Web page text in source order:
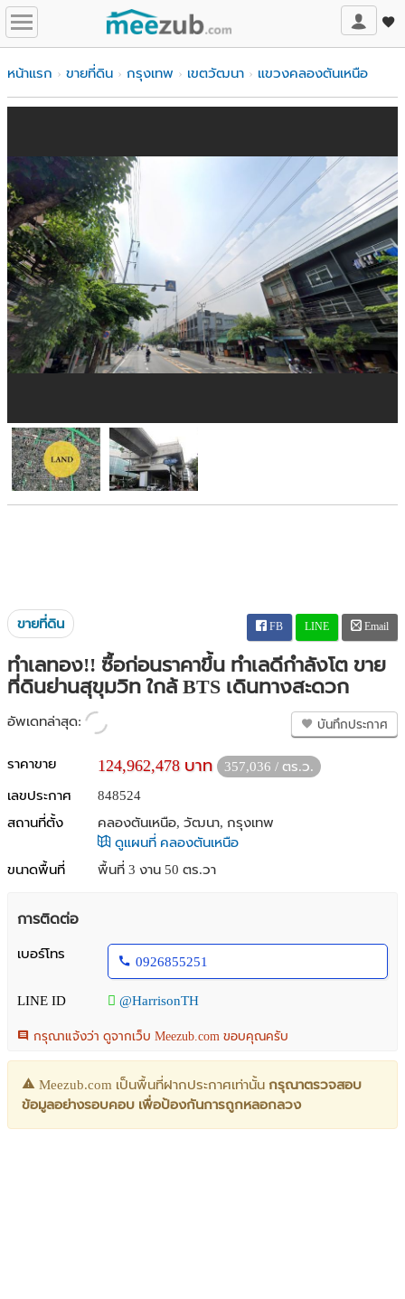
หน้าแรก ขายที่ดิน กรุงเทพ เขตวัฒนา แขวงคลองตันเหนือ
ขายที่ดิน FB LINE Email
ทำเลทอง!! ซื้อก่อนราคาขึ้น ทำเลดีกำลังโต ขาย
ที่ดินย่านสุขุมวิท ใกล้ BTS เดินทางสะดวก
อัพเดทล่าสุด: บันทึกประกาศ
ราคาขาย 124,962,478 บาท
357,036 / ตร.ว.
เลขประกาศ
848524
สถานที่ตั้ง
คลองตันเหนือ, วัฒนา, กรุงเทพ
ดูแผนที่ คลองตันเหนือ
ขนาดพื้นที่
พื้นที่ 3 งาน 50 ตร.วา
การติดต่อ
เบอร์โทร
0926855251
LINE ID @HarrisonTH
กรุณาแจ้งว่า ดูจากเว็บ Meezub.com ขอบคุณครับ
Meezub.com เป็นพื้นที่ฝากประกาศเท่านั้น กรุณาตรวจสอบ
ข้อมูลอย่างรอบคอบ เพื่อป้องกันการถูกหลอกลวง